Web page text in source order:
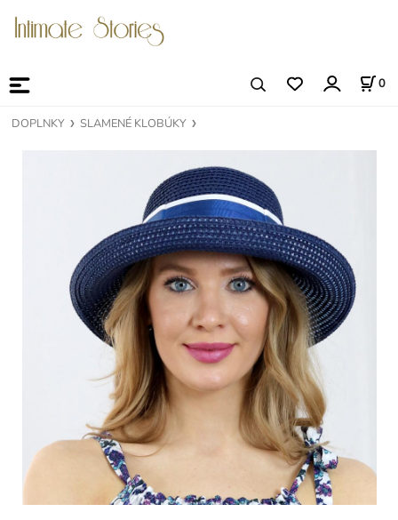
0
DOPLNKY SLAMENÉ KLOBÚKY